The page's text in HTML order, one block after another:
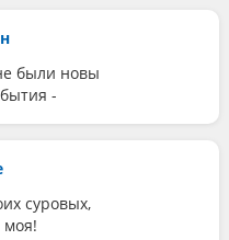
были новы
-
суровых,
моя!